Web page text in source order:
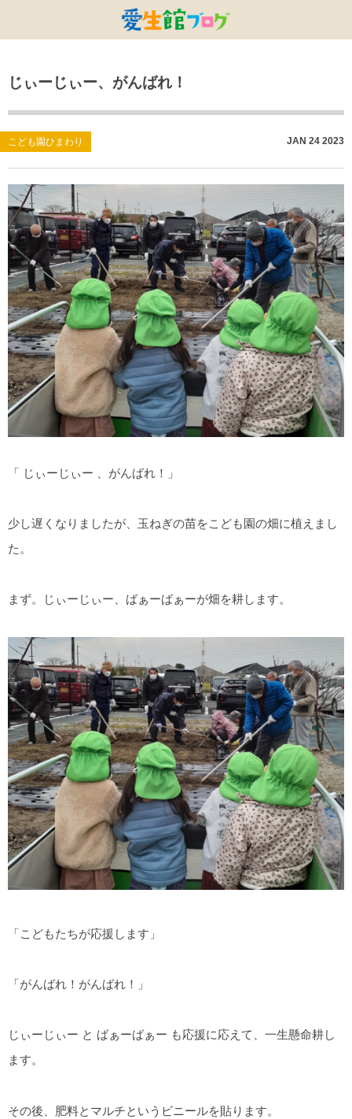
じぃーじぃー、がんばれ！
こども園ひまわり JAN 24 2023
「 じぃーじぃー 、がんばれ！」
少し遅くなりましたが、玉ねぎの苗をこども園の畑に植えまし
た。
まず。じぃーじぃー、ばぁーばぁーが畑を耕します。
「こどもたちが応援します」
「がんばれ！がんばれ！」
じぃーじぃー と ばぁーばぁー も応援に応えて、一生懸命耕し
ます。
その後、肥料とマルチというビニールを貼ります。
健康管理センター
訪問リハビリセンター
小規模ひまわり
碧南市養護老人ホーム
CPひまわり
初任者研修
DSひまわり・安城
ひよこっこ
こども園ひまわり
たいよう
ひだまり
ハーモニーホール
お知らせ